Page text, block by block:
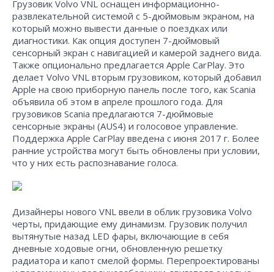
Грузовик Volvo VNL оснащен информационно-
развлекательной системой с 5-дюймовым экраном, на
который можно вывести данные о поездках или
диагностики. Как опция доступен 7-дюймовый
сенсорный экран с навигацией и камерой заднего вида.
Также опционально предлагается Apple CarPlay. Это
делает Volvo VNL вторым грузовиком, который добавил
Apple на свою приборную панель после того, как Scania
объявила об этом в апреле прошлого года. Для
грузовиков Scania предлагаются 7-дюймовые
сенсорные экраны (AUS4) и голосовое управление.
Поддержка Apple CarPlay введена с июня 2017 г. Более
ранние устройства могут быть обновлены при условии,
что у них есть распознавание голоса.
Дизайнеры нового VNL ввели в облик грузовика Volvo
черты, придающие ему динамизм. Грузовик получил
вытянутые назад LED фары, включающие в себя
дневные ходовые огни, обновленную решетку
радиатора и капот смелой формы. Перепроектированы